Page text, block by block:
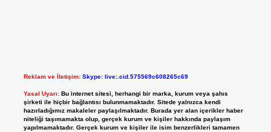
Reklam ve İletişim: Skype: live:.cid.575569c608265c69
Yasal Uyarı: Bu internet sitesi, herhangi bir marka, kurum veya şahıs
şirketi ile hiçbir bağlantısı bulunmamaktadır. Sitede yalnızca kendi
hazırladığımız makaleler paylaşılmaktadır. Burada yer alan içerikler haber
niteliği taşımamakta olup, gerçek kurum ve kişiler hakkında paylaşım
yapılmamaktadır. Gerçek kurum ve kişiler ile isim benzerlikleri tamamen